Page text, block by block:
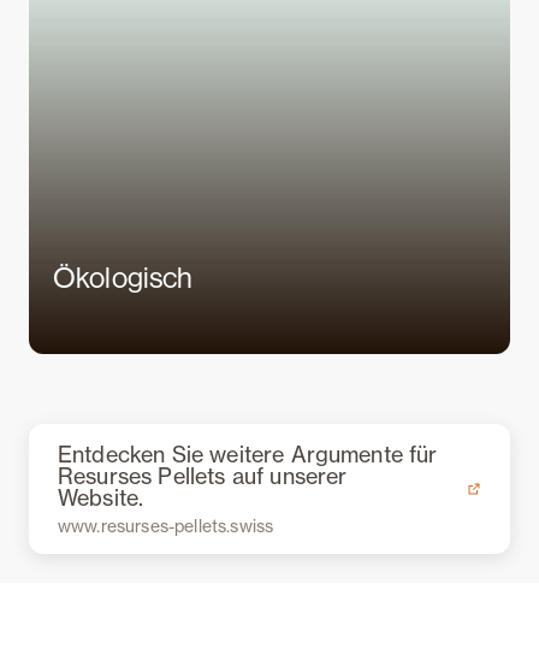
Ökologisch
Entdecken Sie weitere Argumente für
Resurses Pellets auf unserer
Website.
www.resurses-pellets.swiss